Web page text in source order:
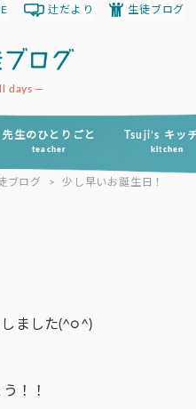
days
先生のひとりごと
teacher
Tsuji’s キッ
kitchen
辻だより 生徒ブログ
ブログ > 少し早いお誕生日！
ました(^○^)
！！